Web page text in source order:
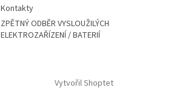
Kontakty
ZPĚTNÝ ODBĚR VYSLOUŽILÝCH
ELEKTROZAŘÍZENÍ / BATERIÍ
Vytvořil Shoptet